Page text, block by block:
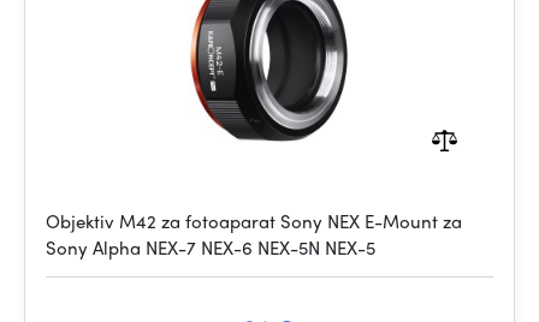
Objektiv M42 za fotoaparat Sony NEX E-Mount za
Sony Alpha NEX-7 NEX-6 NEX-5N NEX-5